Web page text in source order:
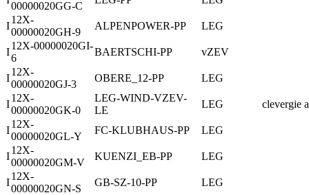
00000020GG-C
I
12X-
00000020GH-9
ALPENPOWER-PP LEG
I
12X-00000020GI-
6
BAERTSCHI-PP vZEV
I
12X-
00000020GJ-3
OBERE_12-PP LEG
I
12X-
00000020GK-0
LEG-WIND-VZEV-
LE
LEG clevergie
I
12X-
00000020GL-Y
FC-KLUBHAUS-PP LEG
I
12X-
00000020GM-V
KUENZI_EB-PP LEG
I
12X-
00000020GN-S
GB-SZ-10-PP LEG